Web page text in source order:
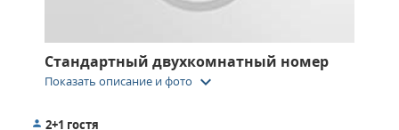
Стандартный двухкомнатный номер
Показать описание и фото keyboard_arrow_down
2+1 гостя